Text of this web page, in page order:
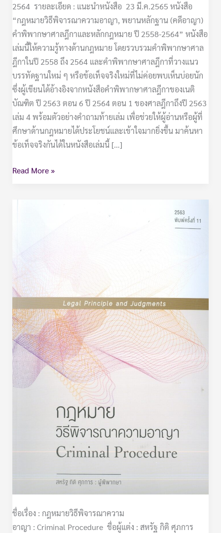
2564 รายละเอียด : แนะนำหนังสือ 23 มี.ค.2565 หนังสือ
“กฎหมายวิธีพิจารณาความอาญา, พยานหลักฐาน (คดีอาญา)
คำพิพากษาศาลฎีกาและหลักกฎหมาย ปี 2558-2564” หนังสือ
เล่มนี้ให้ความรู้ทางด้านกฎหมาย โดยรวบรวมคำพิพากษาศาล
ฎีกาในปี 2558 ถึง 2564 และคำพิพากษาศาลฎีกาที่วางแนว
บรรทัดฐานใหม่ ๆ หรือข้อเท็จจริงใหม่ที่ไม่ค่อยพบเห็นบ่อยนัก
ซึ่งผู้เขียนได้อ้างอิงจากหนังสือคำพิพากษาศาลฎีกาของเนติ
บัณฑิต ปี 2563 ตอน 6 ปี 2564 ตอน 1 ของศาลฎีกาถึงปี 2563
เล่ม 4 พร้อมตัวอย่างคำถามท้ายเล่ม เพื่อช่วยให้ผู้อ่านหรือผู้ที่
ศึกษาด้านกฎหมายได้ประโยชน์และเข้าใจมากยิ่งขึ้น มาค้นหา
ข้อเท็จจริงกันได้ในหนังสือเล่มนี้ […]
Read More »
ชื่อเรื่อง : กฎหมายวิธีพิจารณาความ
อาญา : Criminal Procedure ชื่อผู้แต่ง : สหรัฐ กิติ ศุภการ
อาญา : Criminal Procedure